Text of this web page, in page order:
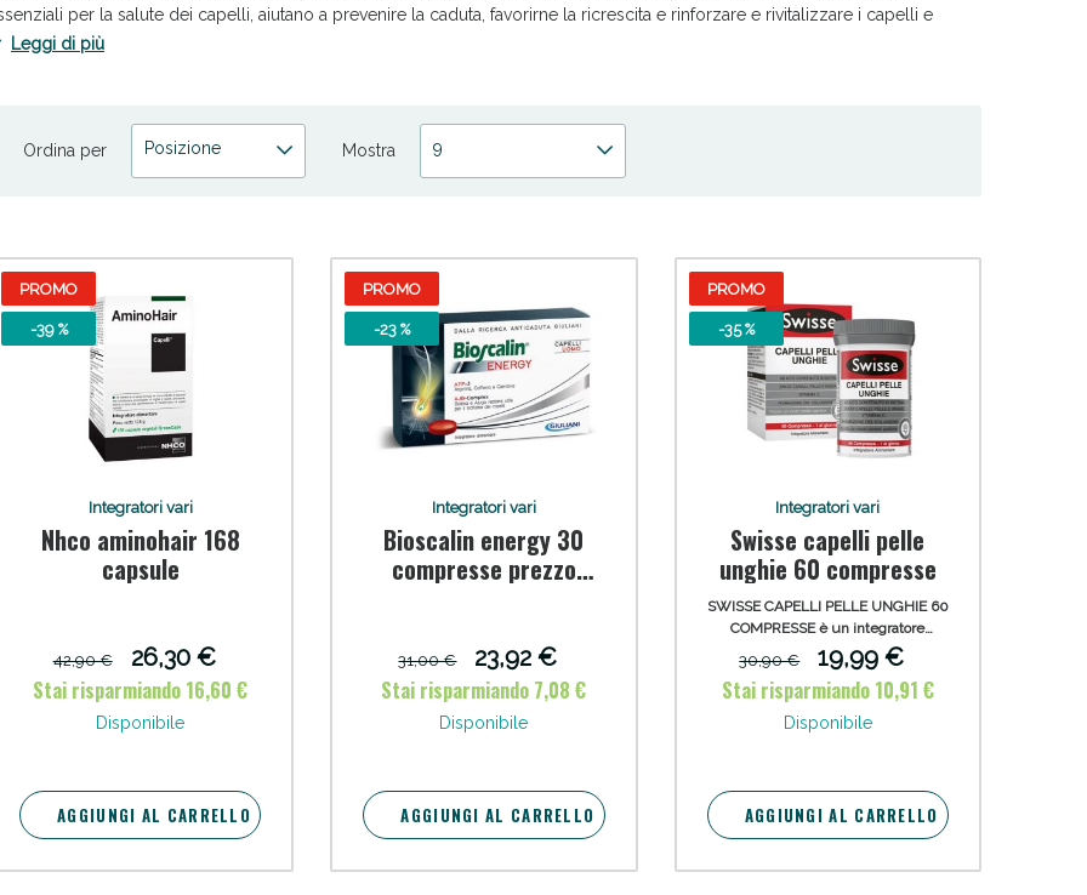
per la salute dei capelli, aiutano a prevenire la caduta, favorirne la ricrescita e rinforzare e rivitalizzare i capelli e
fragili e sfibrati.
Leggi di più
Ordina per Posizione Mostra 9
PROMO
-39 %
Integratori vari
Nhco aminohair 168
capsule
42,90 €
26,30 €
Stai risparmiando 16,60 €
Disponibile
AGGIUNGI AL CARRELLO
PROMO
-23 %
Integratori vari
Bioscalin energy 30
compresse prezzo
31,00 €
23,92 €
Stai risparmiando 7,08 €
Disponibile
AGGIUNGI AL CARRELLO
PROMO
-35 %
Integratori vari
Swisse capelli pelle
unghie 60 compresse
SWISSE CAPELLI PELLE UNGHIE 60
COMPRESSE è un integratore
multinutriente per due mesi di
trattamento in compresse ad alto
contenuto di biotina, per un
supporto nutrizionale che agisce
dall'interno. Protegge capelli, pelle
30,90 €
19,99 €
Stai risparmiando 10,91 €
Disponibile
AGGIUNGI AL CARRELLO
e Multivitaminici: oggi Sconto extra fino al 50%!